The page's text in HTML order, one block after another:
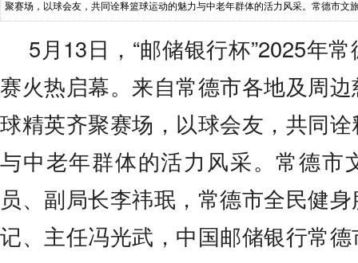
聚赛场，以球会友，共同诠释篮球运动的魅力与中老年群体的活力风采。常德市文
纪检员蔡玉林，湖南省篮球协会副主席、常德市篮球协会主席张国友，中国邮储银
5月13日，“邮储银行杯”2025年
赛火热启幕。来自常德市各地及周
球精英齐聚赛场，以球会友，共同
与中老年群体的活力风采。常德市
员、副局长李祎珉，常德市全民健
记、主任冯光武，中国邮储银行常